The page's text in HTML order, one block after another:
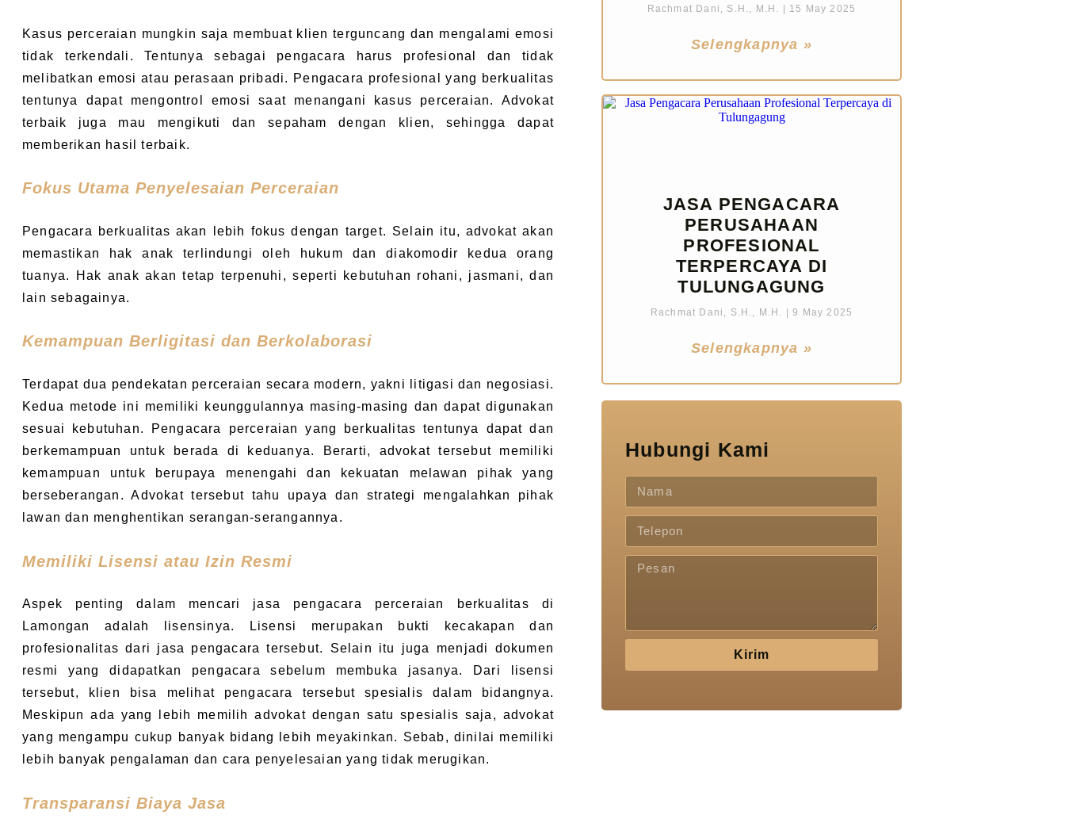
Kasus perceraian mungkin saja membuat klien terguncang dan mengalami emosi
tidak terkendali. Tentunya sebagai pengacara harus profesional dan tidak
melibatkan emosi atau perasaan pribadi. Pengacara profesional yang berkualitas
tentunya dapat mengontrol emosi saat menangani kasus perceraian. Advokat
terbaik juga mau mengikuti dan sepaham dengan klien, sehingga dapat
memberikan hasil terbaik.
Fokus Utama Penyelesaian Perceraian
Pengacara berkualitas akan lebih fokus dengan target. Selain itu, advokat akan
memastikan hak anak terlindungi oleh hukum dan diakomodir kedua orang
tuanya. Hak anak akan tetap terpenuhi, seperti kebutuhan rohani, jasmani, dan
lain sebagainya.
Kemampuan Berligitasi dan Berkolaborasi
Terdapat dua pendekatan perceraian secara modern, yakni litigasi dan negosiasi.
Kedua metode ini memiliki keunggulannya masing-masing dan dapat digunakan
sesuai kebutuhan. Pengacara perceraian yang berkualitas tentunya dapat dan
berkemampuan untuk berada di keduanya. Berarti, advokat tersebut memiliki
kemampuan untuk berupaya menengahi dan kekuatan melawan pihak yang
berseberangan. Advokat tersebut tahu upaya dan strategi mengalahkan pihak
lawan dan menghentikan serangan-serangannya.
Memiliki Lisensi atau Izin Resmi
Aspek penting dalam mencari jasa pengacara perceraian berkualitas di
Lamongan adalah lisensinya. Lisensi merupakan bukti kecakapan dan
profesionalitas dari jasa pengacara tersebut. Selain itu juga menjadi dokumen
resmi yang didapatkan pengacara sebelum membuka jasanya. Dari lisensi
tersebut, klien bisa melihat pengacara tersebut spesialis dalam bidangnya.
Meskipun ada yang lebih memilih advokat dengan satu spesialis saja, advokat
yang mengampu cukup banyak bidang lebih meyakinkan. Sebab, dinilai memiliki
lebih banyak pengalaman dan cara penyelesaian yang tidak merugikan.
Transparansi Biaya Jasa
Rachmat Dani, S.H., M.H. 15 May 2025
Selengkapnya »
JASA PENGACARA
PERUSAHAAN
PROFESIONAL
TERPERCAYA DI
TULUNGAGUNG
Rachmat Dani, S.H., M.H. 9 May 2025
Selengkapnya »
Hubungi Kami
Kirim